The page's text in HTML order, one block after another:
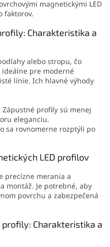
magnetickými LED
faktorov.
Charakteristika a
alebo stropu, čo
pre moderné
línie. Ich hlavné výhody
Zápustné profily sú menej
eleganciu.
sa rovnomerne rozptýli po
LED profilov
precízne merania a
montáž. Je potrebné, aby
povrchu a zabezpečená
Charakteristika a